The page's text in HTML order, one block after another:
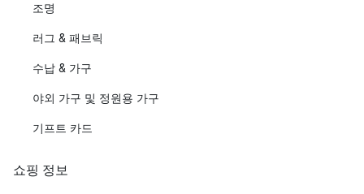
조명
러그 & 패브릭
수납 & 가구
야외 가구 및 정원용 가구
기프트 카드
쇼핑 정보